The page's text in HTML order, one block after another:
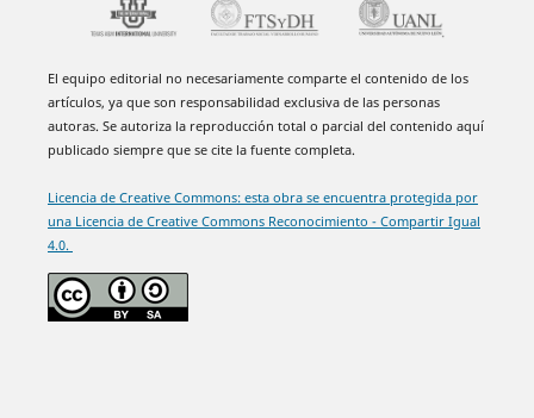
El equipo editorial no necesariamente comparte el contenido de los
artículos, ya que son responsabilidad exclusiva de las personas
autoras. Se autoriza la reproducción total o parcial del contenido aquí
publicado siempre que se cite la fuente completa.
Licencia de Creative Commons: esta obra se encuentra protegida por
una Licencia de Creative Commons Reconocimiento - Compartir Igual
4.0.